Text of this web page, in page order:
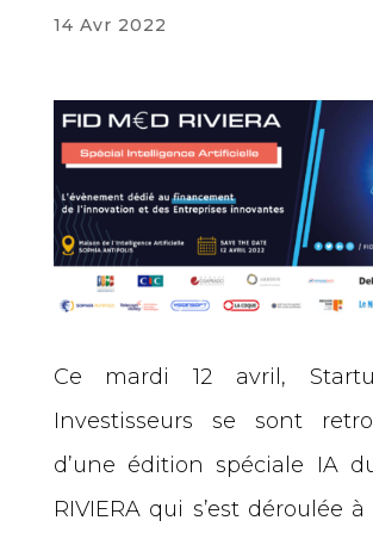
14 Avr 2022
Ce mardi 12 avril,
Investisseurs se sont
d’une édition spéciale IA
RIVIERA qui s’est déroulée